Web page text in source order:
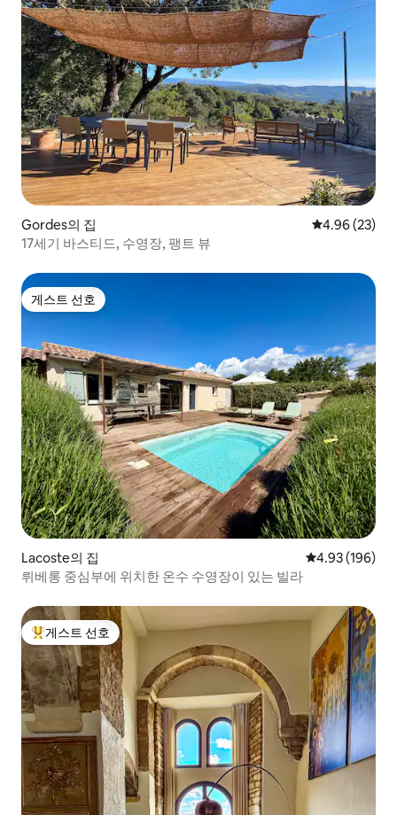
Gordes의 집 평점 4.96점(5
4.96 (23)
17세기 바스티드, 수영장, 팽트 뷰
게스트 선호
게스트 선호
Lacoste의 집 평점 4.93점(5
4.93 (196)
뤼베롱 중심부에 위치한 온수 수영장이 있는 빌라
상위 게스트 선호
게스트 선호